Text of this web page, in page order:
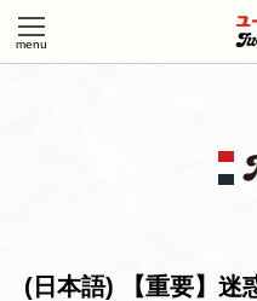
(日本語) 【重要】迷